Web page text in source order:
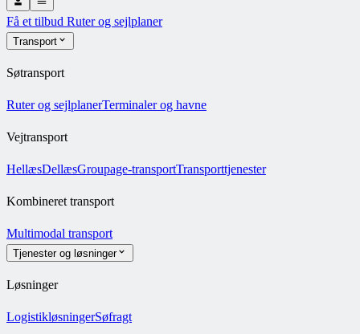
Få et tilbud Ruter og sejlplaner
Transport
Søtransport
Ruter og sejlplanerTerminaler og havne
Vejtransport
HellæsDellæsGroupage-transportTransporttjenester
Kombineret transport
Multimodal transport
Tjenester og løsninger
Løsninger
LogistikløsningerSøfragt